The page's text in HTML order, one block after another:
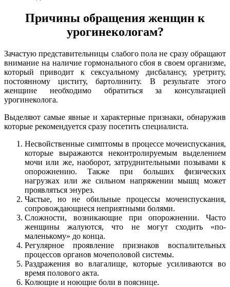
Причины обращения женщин к
урогинекологам?
Зачастую представительницы слабого пола не сразу обращают
внимание на наличие гормонального сбоя в своем организме,
который приводит к сексуальному дисбалансу, уретриту,
постоянному циститу, бартолиниту. В результате этого
женщине необходимо обратиться за консультацией
урогинеколога.
Выделяют самые явные и характерные признаки, обнаружив
которые рекомендуется сразу посетить специалиста.
Несвойственные симптомы в процессе мочеиспускания,
которые выражаются неконтролируемым выделением
мочи или же, наоборот, затруднительными позывами к
опорожнению. Также при больших физических
нагрузках или же сильном напряжении мышц может
проявляться энурез.
Частые, но не обильные процессы мочеиспускания,
сопровождающиеся неприятными болями.
Сложности, возникающие при опорожнении. Часто
женщины жалуются, что не могут сходить «по-
маленькому» до конца.
Регулярное проявление признаков воспалительных
процессов органов мочеполовой системы.
Раздражения во влагалище, которые усиливаются во
время полового акта.
Колющие и ноющие боли в пояснице.